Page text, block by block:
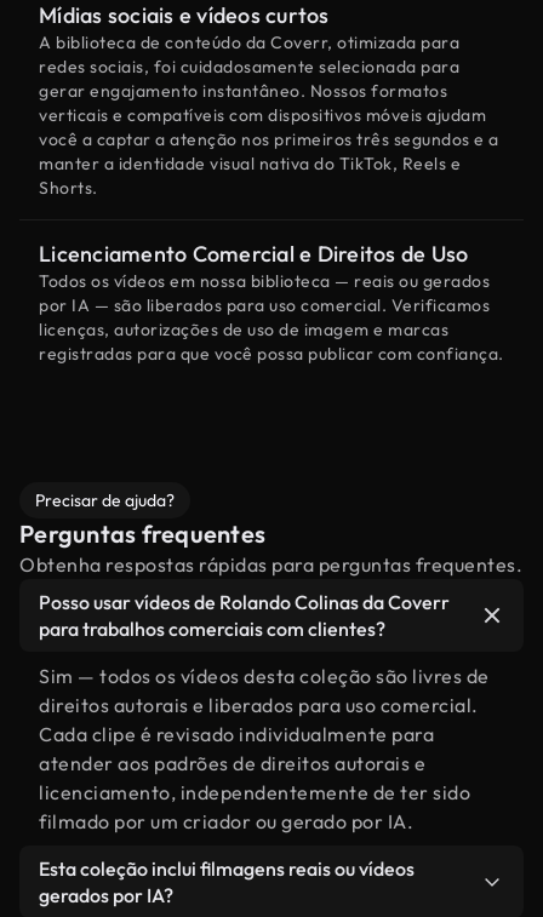
Mídias sociais e vídeos curtos
A biblioteca de conteúdo da Coverr, otimizada para
redes sociais, foi cuidadosamente selecionada para
gerar engajamento instantâneo. Nossos formatos
verticais e compatíveis com dispositivos móveis ajudam
você a captar a atenção nos primeiros três segundos e a
manter a identidade visual nativa do TikTok, Reels e
Shorts.
Licenciamento Comercial e Direitos de Uso
Todos os vídeos em nossa biblioteca — reais ou gerados
por IA — são liberados para uso comercial. Verificamos
licenças, autorizações de uso de imagem e marcas
registradas para que você possa publicar com confiança.
Precisar de ajuda?
Perguntas frequentes
Obtenha respostas rápidas para perguntas frequentes.
Posso usar vídeos de Rolando Colinas da Coverr
para trabalhos comerciais com clientes?
Sim — todos os vídeos desta coleção são livres de
direitos autorais e liberados para uso comercial.
Cada clipe é revisado individualmente para
atender aos padrões de direitos autorais e
licenciamento, independentemente de ter sido
filmado por um criador ou gerado por IA.
Esta coleção inclui filmagens reais ou vídeos
gerados por IA?